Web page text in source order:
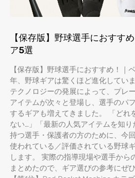
【保存版】野球選手におすす
ア5選
【保存版】野球選手におすすめ！｜
年、野球ギアは驚くほど進化してい
テクノロジーの発展によって、プレ
アイテムが次々と登場し、選手のパ
するギアも増えてきました。 「どれ
ない…」「最新の人気アイテムを知
持つ選手・保護者の方のために、今
使われている／評価されている野球
します。 実際の指導現場や選手から
まとめたので、ギア選びの参考にぜ